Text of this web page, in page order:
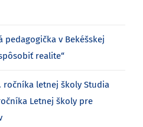
pedagogička v Bekéšskej
realite“
ročníka letnej školy Studia
Letnej školy pre